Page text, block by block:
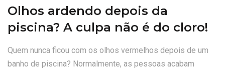
Olhos ardendo depois da
piscina? A culpa não é do cloro!
Quem nunca ficou com os olhos vermelhos depois de um
banho de piscina? Normalmente, as pessoas acabam